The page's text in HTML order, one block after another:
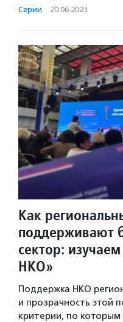
Серии · 20.06.2023
Как
поддерживают
сектор:
НКО»
Поддержка НКО
и прозрачность этой
критерии, по